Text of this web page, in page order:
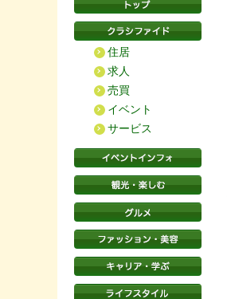
住居
求人
売買
イベント
サービス